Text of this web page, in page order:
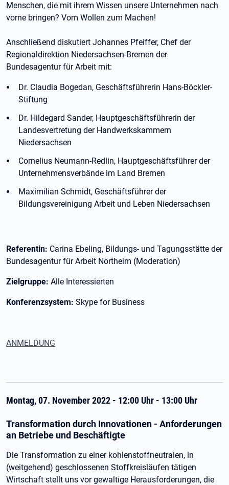
Menschen, die mit ihrem Wissen unsere Unternehmen nach
vorne bringen? Vom Wollen zum Machen!
Anschließend diskutiert Johannes Pfeiffer, Chef der
Regionaldirektion Niedersachsen-Bremen der
Bundesagentur für Arbeit mit:
Dr. Claudia Bogedan, Geschäftsführerin Hans-Böckler-
Stiftung
Dr. Hildegard Sander, Hauptgeschäftsführerin der
Landesvertretung der Handwerkskammern
Niedersachsen
Cornelius Neumann-Redlin, Hauptgeschäftsführer der
Unternehmensverbände im Land Bremen
Maximilian Schmidt, Geschäftsführer der
Bildungsvereinigung Arbeit und Leben Niedersachsen
Referentin: Carina Ebeling, Bildungs- und Tagungsstätte der
Bundesagentur für Arbeit Northeim (Moderation)
Zielgruppe: Alle Interessierten
Konferenzsystem: Skype for Business
ANMELDUNG
Montag, 07. November 2022 - 12:00 Uhr - 13:00 Uhr
Transformation durch Innovationen - Anforderungen
an Betriebe und Beschäftigte
Die Transformation zu einer kohlenstoffneutralen, in
(weitgehend) geschlossenen Stoffkreisläufen tätigen
Wirtschaft stellt uns vor gewaltige Herausforderungen, die